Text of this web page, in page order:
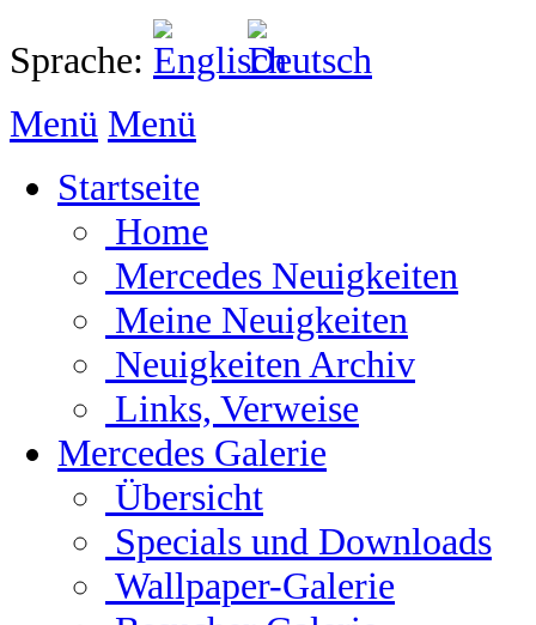
Sprache:
Menü Menü
Startseite
Home
Mercedes Neuigkeiten
Meine Neuigkeiten
Neuigkeiten Archiv
Links, Verweise
Mercedes Galerie
Übersicht
Specials und Downloads
Wallpaper-Galerie